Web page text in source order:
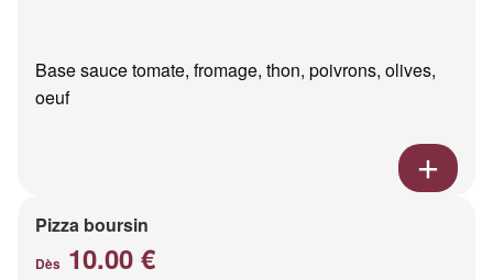
Base sauce tomate, fromage, thon, poivrons, olives,
oeuf
Pizza boursin
Dès 10.00 €